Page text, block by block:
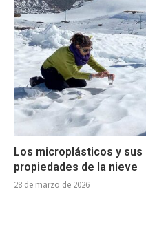
Los microplásticos y
propiedades de la nieve
28 de marzo de 2026